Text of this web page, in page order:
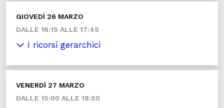
GIOVEDÌ 26 MARZO
DALLE 16:15 ALLE 17:45
I ricorsi gerarchici
VENERDÌ 27 MARZO
DALLE 15:00 ALLE 18:00